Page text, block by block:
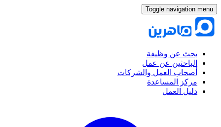
Toggle navigation menu
بحث عن وظيفة
الباحثين عن عمل
أصحاب العمل والشركات
مركز المساعدة
دليل العمل